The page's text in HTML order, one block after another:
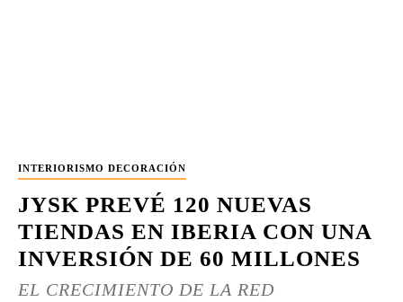
INTERIORISMO DECORACIÓN
JYSK PREVÉ 120 NUEVAS
TIENDAS EN IBERIA CON UNA
INVERSIÓN DE 60 MILLONES
EL CRECIMIENTO DE LA RED